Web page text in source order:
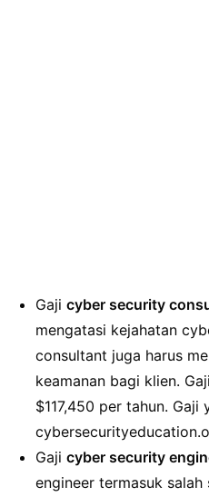
Gaji cyber security
mengatasi kejahatan
consultant juga harus
keamanan bagi klien.
$117,450 per tahun.
Gaji cyber security
engineer termasuk